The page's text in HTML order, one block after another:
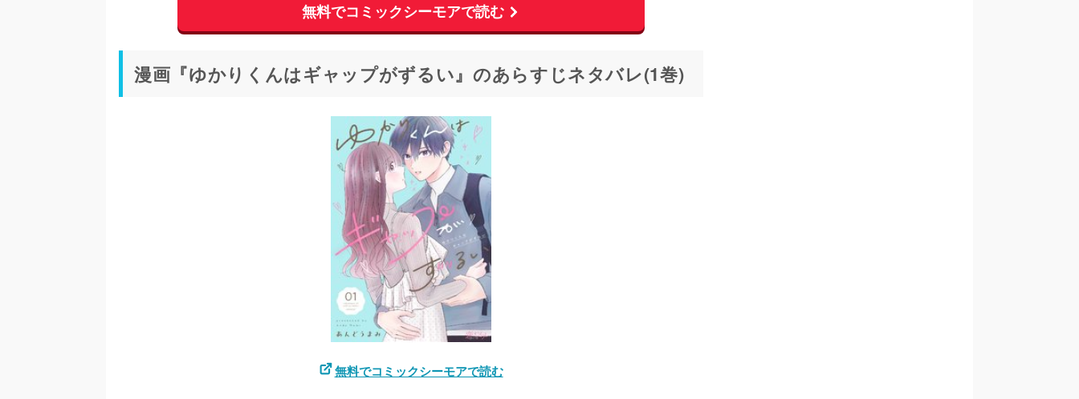
無料でコミックシーモアで読む
漫画『ゆかりくんはギャップがずるい』のあらすじネタバレ(1巻)
無料でコミックシーモアで読む